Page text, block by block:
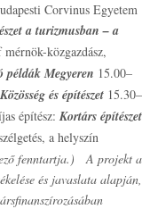
Corvinus Egyetem
a turizmusban – a
közgazdász,
Megyeren 15.00–
Közösség és építészet 15.30–
építész: Kortárs építészet
a helyszín
fenntartja.)
A projekt a
és javaslata alapján,